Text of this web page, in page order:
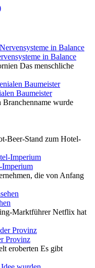
in Balance
Das menschliche
Baumeister
Branchenname wurde
Beer-Stand zum Hotel-
Imperium
die von Anfang
Marktführer Netflix hat
Provinz
eroberten Es gibt